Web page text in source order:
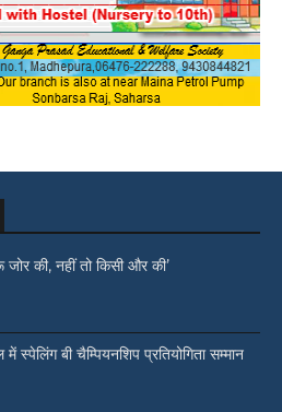
की, नहीं तो किसी और की’
स्पेलिंग बी चैम्पियनशिप प्रतियोगिता सम्मान